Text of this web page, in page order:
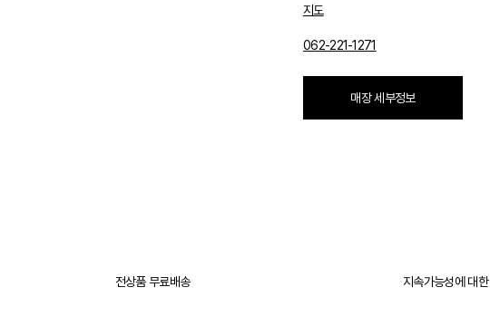
지도
062-221-1271
매장 세부정보
전상품 무료배송 지속가능성에 대한